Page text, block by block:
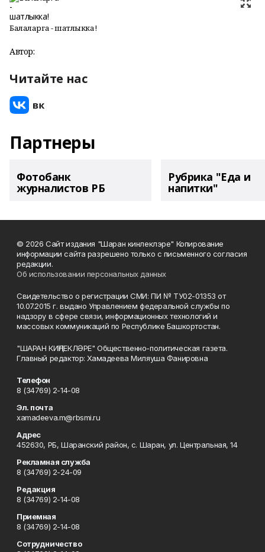
Балаларга - шатлыкка!
Автор:
Читайте нас
Партнеры
Фотобанк
журналистов РБ
Рубрика "Еда и
напитки"
© 2026 Сайт издания "Шаран кинлеклэре" Копирование
информации сайта разрешено только с письменного согласия
редакции.
Об использовании персональных данных
Свидетельство о регистрации СМИ: ПИ № ТУ02-01353 от
10.07.2015 г. выдано Управлением федеральной службы по
надзору в сфере связи, информационных технологий и
массовых коммуникаций по Республике Башкортостан.
"ШАРАН КИҢЛЕКЛӘРЕ" Общественно-политическая газета.
Главный редактор: Хамадеева Миляуша Фанировна
Телефон
8 (34769) 2-14-08
Эл. почта
xamadeeva.m@rbsmi.ru
Адрес
452630, РБ, Шаранский район, с. Шаран, ул. Центральная, 14
Рекламная служба
8 (34769) 2-24-09
Редакция
8 (34769) 2-14-08
Приемная
8 (34769) 2-14-08
Сотрудничество